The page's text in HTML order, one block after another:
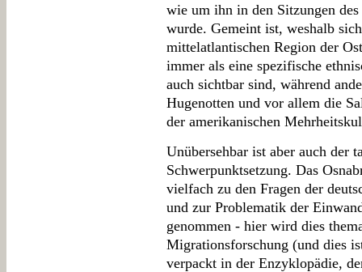
wie um ihn in den Sitzungen
wurde. Gemeint ist, weshalb
mittelatlantischen Region der
immer als eine spezifische
auch sichtbar sind, während
Hugenotten und vor allem die
der amerikanischen
Unübersehbar ist aber auch der
Schwerpunktsetzung. Das
vielfach zu den Fragen der
und zur Problematik der
genommen - hier wird dies
Migrationsforschung (und dies
verpackt in der Enzyklopädie,